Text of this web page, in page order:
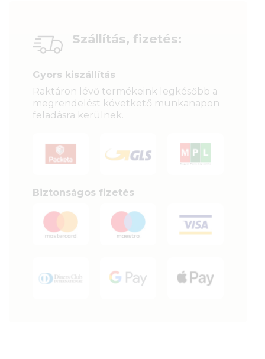
Szállítás, fizetés:
Gyors kiszállítás
Raktáron lévő termékeink legkésőbb a
megrendelést követkető munkanapon
feladásra kerülnek.
Biztonságos fizetés